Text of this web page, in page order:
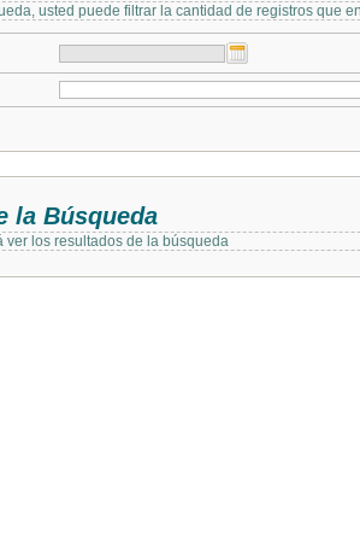
usted puede filtrar la cantidad de registros que
la Búsqueda
ver los resultados de la búsqueda